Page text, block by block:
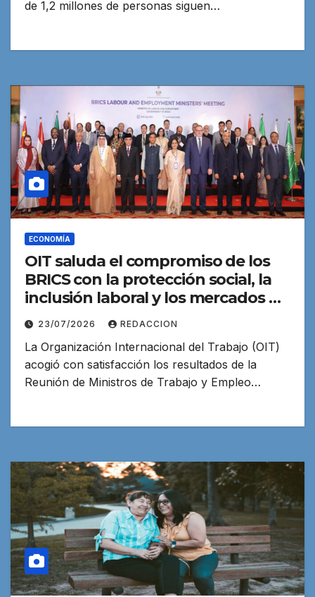
de 1,2 millones de personas siguen…
ECONOMÍA
OIT saluda el compromiso de los
BRICS con la protección social, la
inclusión laboral y los mercados de
trabajo del futuro
23/07/2026 REDACCION
La Organización Internacional del Trabajo (OIT)
acogió con satisfacción los resultados de la
Reunión de Ministros de Trabajo y Empleo…